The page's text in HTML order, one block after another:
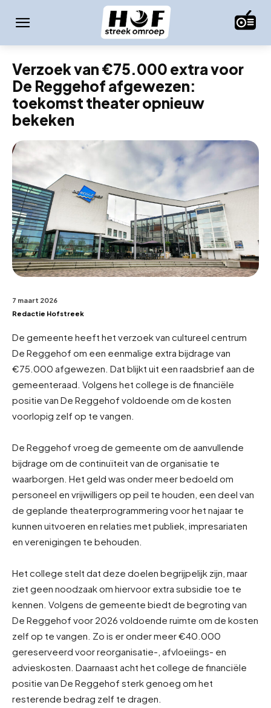
Verzoek van €75.000 extra voor
De Reggehof afgewezen:
toekomst theater opnieuw
bekeken
7 maart 2026
Redactie Hofstreek
De gemeente heeft het verzoek van cultureel centrum
De Reggehof om een eenmalige extra bijdrage van
€75.000 afgewezen. Dat blijkt uit een raadsbrief aan de
gemeenteraad. Volgens het college is de financiële
positie van De Reggehof voldoende om de kosten
voorlopig zelf op te vangen.
De Reggehof vroeg de gemeente om de aanvullende
bijdrage om de continuïteit van de organisatie te
waarborgen. Het geld was onder meer bedoeld om
personeel en vrijwilligers op peil te houden, een deel van
de geplande theaterprogrammering voor het najaar te
kunnen uitvoeren en relaties met publiek, impresariaten
en verenigingen te behouden.
Het college stelt dat deze doelen begrijpelijk zijn, maar
ziet geen noodzaak om hiervoor extra subsidie toe te
kennen. Volgens de gemeente biedt de begroting van
De Reggehof voor 2026 voldoende ruimte om de kosten
zelf op te vangen. Zo is er onder meer €40.000
gereserveerd voor reorganisatie-, afvloeiings- en
advieskosten. Daarnaast acht het college de financiële
positie van De Reggehof sterk genoeg om het
resterende bedrag zelf te dragen.